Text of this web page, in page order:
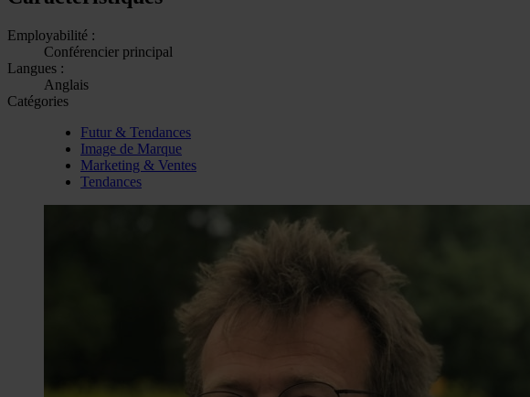
Employabilité :
Conférencier principal
Langues :
Anglais
Catégories
Futur & Tendances
Image de Marque
Marketing & Ventes
Tendances